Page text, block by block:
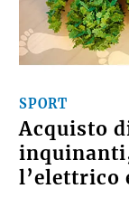
SPORT
Acquisto
l’elettrico